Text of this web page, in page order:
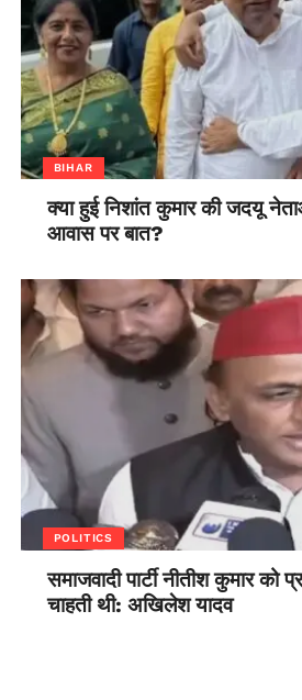
BIHAR
क्या हुई निशांत कुमार की जदयू
आवास पर बात?
POLITICS
समाजवादी पार्टी नीतीश कुमार को
चाहती थी: अखिलेश यादव